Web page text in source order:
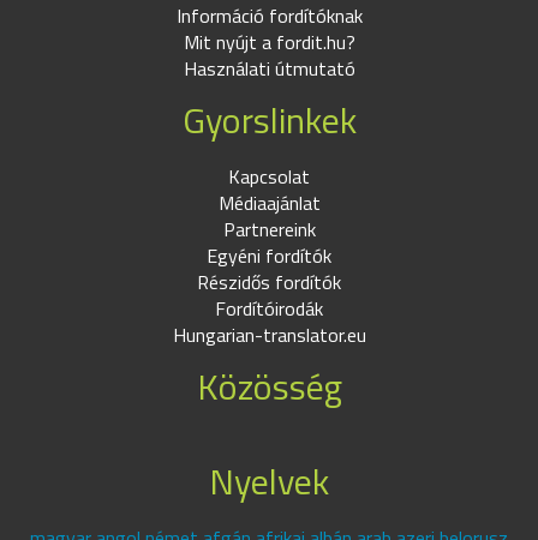
Információ fordítóknak
Mit nyújt a fordit.hu?
Használati útmutató
Gyorslinkek
Kapcsolat
Médiaajánlat
Partnereink
Egyéni fordítók
Részidős fordítók
Fordítóirodák
Hungarian-translator.eu
Közösség
Nyelvek